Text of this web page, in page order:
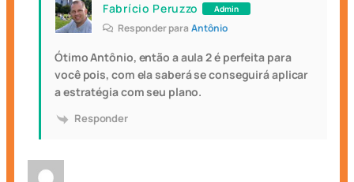
Fabrício Peruzzo Admin
Responder paraAntônio
Ótimo Antônio, então a aula 2 é perfeita para
você pois, com ela saberá se conseguirá aplicar
a estratégia com seu plano.
Responder